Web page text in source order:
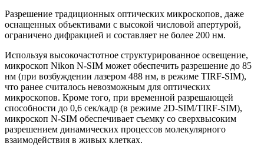
Разрешение традиционных оптических микроскопов, даже
оснащенных объективами с высокой числовой апертурой,
ограничено дифракцией и составляет не более 200 нм.
Используя высокочастотное структурированное освещение,
микроскоп Nikon N-SIM может обеспечить разрешение до 85
нм (при возбуждении лазером 488 нм, в режиме TIRF-SIM),
что ранее считалось невозможным для оптических
микроскопов. Кроме того, при временной разрешающей
способности до 0,6 сек/кадр (в режиме 2D-SIM/TIRF-SIM),
микроскоп N-SIM обеспечивает съемку со сверхвысоким
разрешением динамических процессов молекулярного
взаимодействия в живых клетках.